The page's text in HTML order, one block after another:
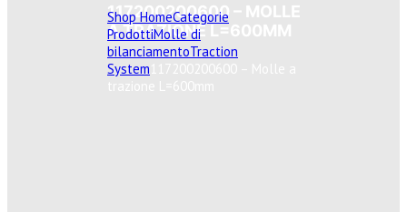
117200200600 – MOLLE
A TRAZIONE L=600MM
Shop HomeCategorie
ProdottiMolle di
bilanciamentoTraction
System